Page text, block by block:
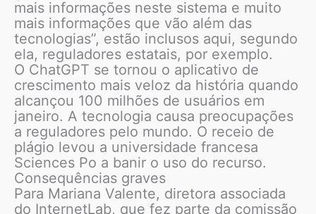
mais informações neste sistema e muito
mais informações que vão além das
tecnologias”, estão inclusos aqui, segundo
ela, reguladores estatais, por exemplo.
O ChatGPT se tornou o aplicativo de
crescimento mais veloz da história quando
alcançou 100 milhões de usuários em
janeiro. A tecnologia causa preocupações
a reguladores pelo mundo. O receio de
plágio levou a universidade francesa
Sciences Po a banir o uso do recurso.
Consequências graves
Para Mariana Valente, diretora associada
do InternetLab, que fez parte da comissão